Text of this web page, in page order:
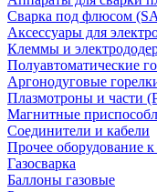
Сварка под флюсом
Аксессуары для
Клеммы и
Полуавтоматические
Аргонодуговые
Плазмотроны и части
Магнитные
Соединители и кабели
Прочее оборудование к
Газосварка
Баллоны газовые